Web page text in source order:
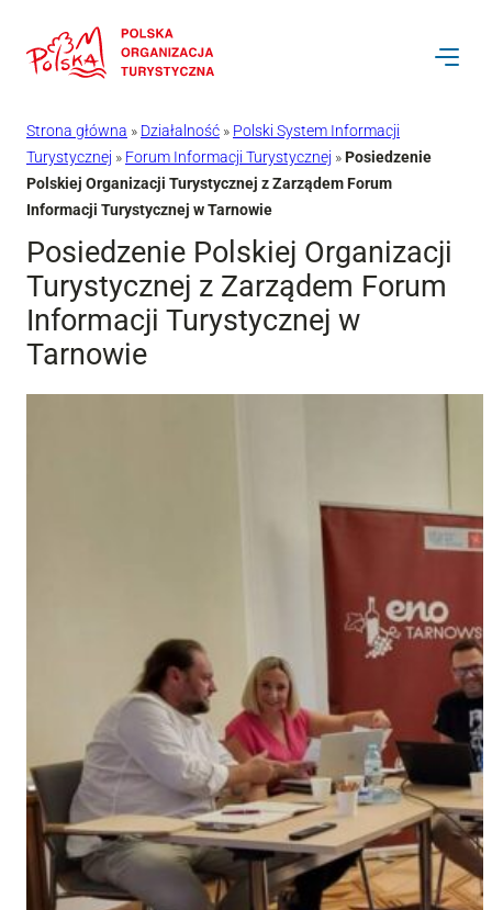
do
Strona główna » Działalność » Polski System Informacji
Turystycznej » Forum Informacji Turystycznej »Posiedzenie
Polskiej Organizacji Turystycznej z Zarządem Forum
Informacji Turystycznej w Tarnowie
Posiedzenie Polskiej Organizacji
Turystycznej z Zarządem Forum
Informacji Turystycznej w
Tarnowie